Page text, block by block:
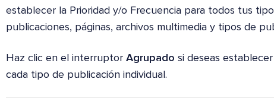
establecer la Prioridad y/o Frecuencia para todos tus
publicaciones, páginas, archivos multimedia y tipos de
Haz clic en el interruptor Agrupado si deseas
cada tipo de publicación individual.